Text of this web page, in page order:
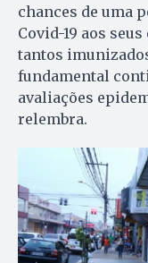
chances de uma
Covid-19 aos
tantos
fundamental
avaliações
relembra.